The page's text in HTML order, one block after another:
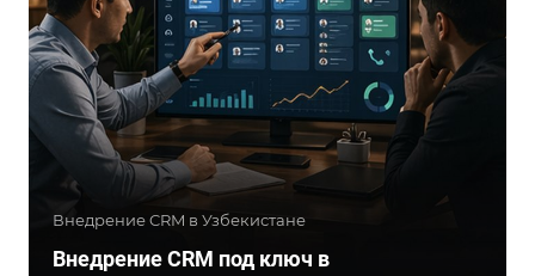
Внедрение CRM в Узбекистане
Внедрение CRM под ключ в